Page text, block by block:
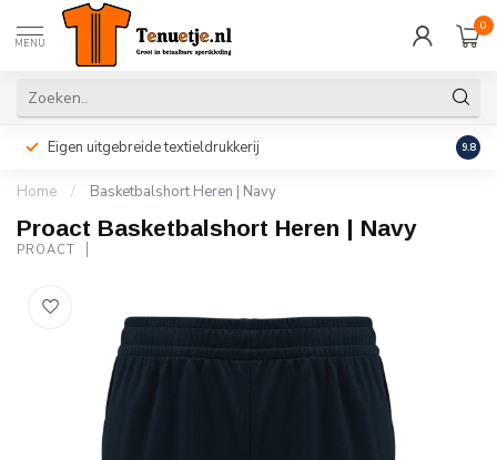
MENU
0
Eigen uitgebreide textieldrukkerij 9.8
Home / Basketbalshort Heren | Navy
Proact Basketbalshort Heren | Navy
PROACT